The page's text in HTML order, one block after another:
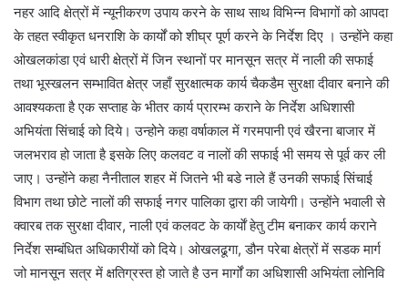
नहर आदि क्षेत्रों में न्यूनीकरण उपाय करने के साथ साथ विभिन्न विभागों को आपदा
के तहत स्वीकृत धनराशि के कार्यों को शीघ्र पूर्ण करने के निर्देश दिए । उन्होंने कहा
ओखलकांडा एवं धारी क्षेत्रों में जिन स्थानों पर मानसून सत्र में नाली की सफाई
तथा भूस्खलन सम्भावित क्षेत्र जहाँ सुरक्षात्मक कार्य चैकडैम सुरक्षा दीवार बनाने की
आवश्यकता है एक सप्ताह के भीतर कार्य प्रारम्भ कराने के निर्देश अधिशासी
अभियंता सिंचाई को दिये। उन्होने कहा वर्षाकाल में गरमपानी एवं खैरना बाजार में
जलभराव हो जाता है इसके लिए कलवट व नालों की सफाई भी समय से पूर्व कर ली
जाए। उन्होंने कहा नैनीताल शहर में जितने भी बडे नाले हैं उनकी सफाई सिंचाई
विभाग तथा छोटे नालों की सफाई नगर पालिका द्वारा की जायेगी। उन्होंने भवाली से
क्वारब तक सुरक्षा दीवार, नाली एवं कलवट के कार्याें हेतु टीम बनाकर कार्य कराने
निर्देश सम्बंधित अधिकारीयों को दिये। ओखलढूगा, डौन परेबा क्षेत्रों में सडक मार्ग
जो मानसून सत्र में क्षतिग्रस्त हो जाते है उन मार्गों का अधिशासी अभियंता लोनिवि